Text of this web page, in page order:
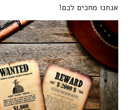
אנחנו מחכים לכם!